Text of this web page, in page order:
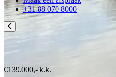
+31 88 070 8000
€139.000,- k.k.